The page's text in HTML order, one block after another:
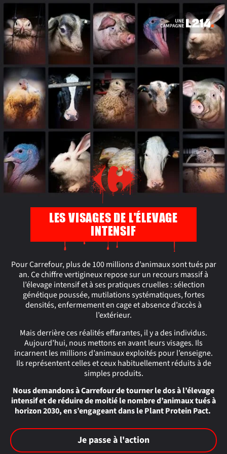
LES VISAGES DE L'ÉLEVAGE
INTENSIF
Pour Carrefour, plus de 100 millions d’animaux sont tués par
an. Ce chiffre vertigineux repose sur un recours massif à
l’élevage intensif et à ses pratiques cruelles : sélection
génétique poussée, mutilations systématiques, fortes
densités, enfermement en cage et absence d’accès à
l’extérieur.
Mais derrière ces réalités effarantes, il y a des individus.
Aujourd’hui, nous mettons en avant leurs visages. Ils
incarnent les millions d’animaux exploités pour l’enseigne.
Ils représentent celles et ceux habituellement réduits à de
simples produits.
Nous demandons à Carrefour de tourner le dos à l’élevage
intensif et de réduire de moitié le nombre d’animaux tués à
horizon 2030, en s’engageant dans le Plant Protein Pact.
Je passe à l'action